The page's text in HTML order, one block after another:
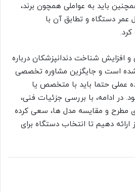
باید به عواملی همچون برند،
دستگاه و تطابق آن با
افزایش شناخت دندانپزشکان درباره
شده است و جایگزین مشاوره تخصصی
عملی حتما باید با متخصص یا
در ادامه، با بررسی جزئیات فنی،
مطرح و مقایسه مدل ها، سعی کرده
ارائه دهیم تا انتخاب دستگاه برای